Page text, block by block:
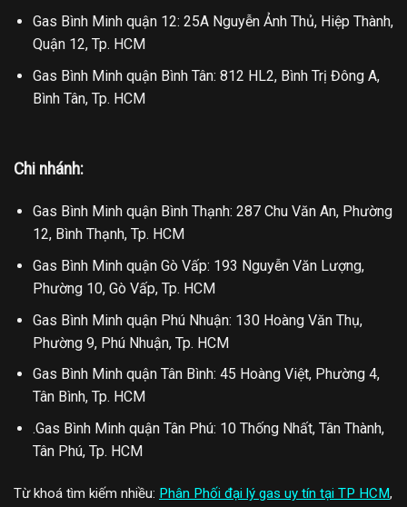
Gas Bình Minh quận 12: 25A Nguyễn Ảnh Thủ, Hiệp Thành,
Quận 12, Tp. HCM
Gas Bình Minh quận Bình Tân: 812 HL2, Bình Trị Đông A,
Bình Tân, Tp. HCM
Chi nhánh:
Gas Bình Minh quận Bình Thạnh: 287 Chu Văn An, Phường
12, Bình Thạnh, Tp. HCM
Gas Bình Minh quận Gò Vấp: 193 Nguyễn Văn Lượng,
Phường 10, Gò Vấp, Tp. HCM
Gas Bình Minh quận Phú Nhuận: 130 Hoàng Văn Thụ,
Phường 9, Phú Nhuận, Tp. HCM
Gas Bình Minh quận Tân Bình: 45 Hoàng Việt, Phường 4,
Tân Bình, Tp. HCM
.Gas Bình Minh quận Tân Phú: 10 Thống Nhất, Tân Thành,
Tân Phú, Tp. HCM
Từ khoá tìm kiếm nhiều: Phân Phối đại lý gas uy tín tại TP HCM,